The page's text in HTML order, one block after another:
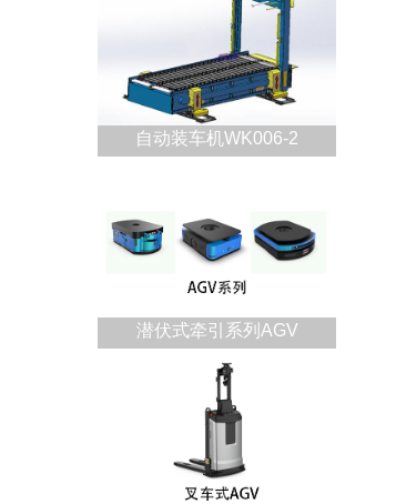
自动装车机WK006-2
潜伏式牵引系列AGV